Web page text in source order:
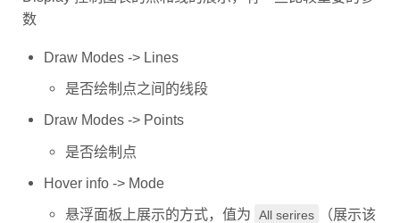
数
Draw Modes -> Lines
是否绘制点之间的线段
Draw Modes -> Points
是否绘制点
Hover info -> Mode
悬浮面板上展示的方式，值为
All serires
（展示该